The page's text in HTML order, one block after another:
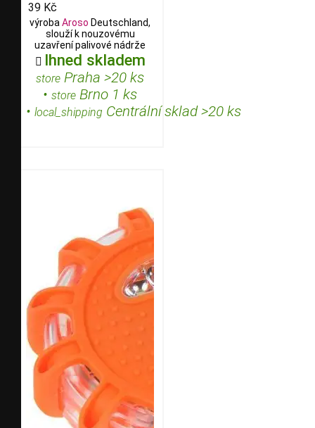
39 Kč
výroba Aroso Deutschland,
slouží k nouzovému
uzavření palivové nádrže
 Ihned skladem
store Praha >20 ks
• store Brno 1 ks
• local_shipping Centrální sklad >20 ks